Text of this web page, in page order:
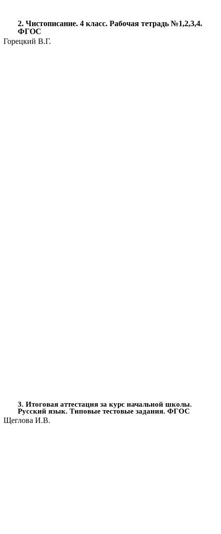
2. Чистописание. 4 класс. Рабочая тетрадь №1,2,3,4.
ФГОС
Горецкий В.Г.
3. Итоговая аттестация за курс начальной школы.
Русский язык. Типовые тестовые задания. ФГОС
Щеглова И.В.